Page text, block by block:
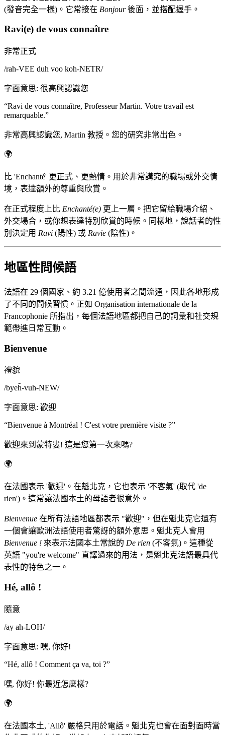
(發音完全一樣)。它常接在 Bonjour後面，並搭配握手。
Ravi(e) de vous connaître
非常正式
/rah-VEE duh voo koh-NETR/
字面意思: 很高興認識您
“Ravi de vous connaître, Professeur Martin. Votre travail est
remarquable.”
非常高興認識您, Martin 教授。您的研究非常出色。
🌍
比 'Enchanté' 更正式、更熱情。用於非常講究的職場或外交情
境，表達額外的尊重與欣賞。
在正式程度上比 Enchanté(e) 更上一層。把它留給職場介紹、
外交場合，或你想表達特別欣賞的時候。同樣地，說話者的性
別決定用 Ravi (陽性) 或 Ravie (陰性)。
地區性問候語
法語在 29 個國家、約 3.21 億使用者之間流通，因此各地形成
了不同的問候習慣。正如 Organisation internationale de la
Francophonie 所指出，每個法語地區都把自己的詞彙和社交規
範帶進日常互動。
Bienvenue
禮貌
/byeh̃-vuh-NEW/
字面意思: 歡迎
“Bienvenue à Montréal ! C'est votre première visite ?”
歡迎來到蒙特婁! 這是您第一次來嗎?
🌍
在法國表示 '歡迎'。在魁北克，它也表示 '不客氣' (取代 'de
rien')。這常讓法國本土的母語者很意外。
Bienvenue 在所有法語地區都表示 "歡迎"，但在魁北克它還有
一個會讓歐洲法語使用者驚訝的額外意思。魁北克人會用
Bienvenue ! 來表示法國本土常說的 De rien (不客氣)。這種從
英語 "you're welcome" 直譯過來的用法，是魁北克法語最具代
表性的特色之一。
Hé, allô !
隨意
/ay ah-LOH/
字面意思: 嘿, 你好!
“Hé, allô ! Comment ça va, toi ?”
嘿, 你好! 你最近怎麼樣?
🌍
在法國本土, 'Allô' 嚴格只用於電話。魁北克也會在面對面時當